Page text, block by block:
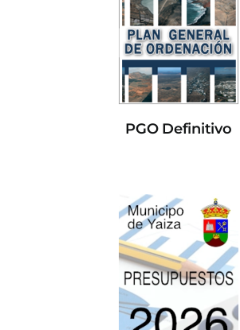
PGO Definitivo